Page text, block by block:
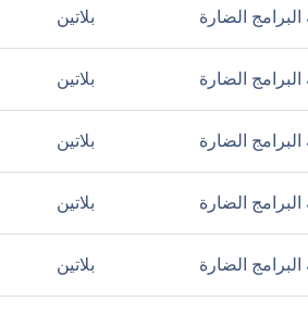
الضارة بلاتين
الضارة بلاتين
الضارة بلاتين
الضارة بلاتين
الضارة بلاتين